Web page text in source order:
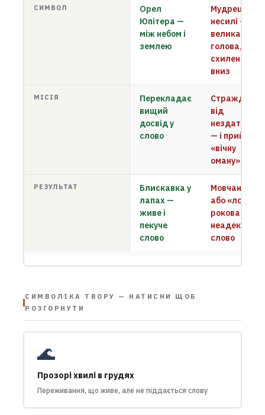
СИМВОЛ
Орел
Юпітера —
між небом і
землею
Мудрець у
несилі —
велика
голова,
схилена
вниз
МІСІЯ
Перекладає
вищий
досвід у
слово
Страждає
від
нездатності
— і приймає
«вічну
оману»
РЕЗУЛЬТАТ
Блискавка у
лапах —
живе і
пекуче
слово
Мовчання
або «ложь
роковая» —
неадекватне
слово
СИМВОЛІКА ТВОРУ — НАТИСНИ ЩОБ
РОЗГОРНУТИ
🌊
Прозорі хвилі в грудях
Переживання, що живе, але не піддається слову